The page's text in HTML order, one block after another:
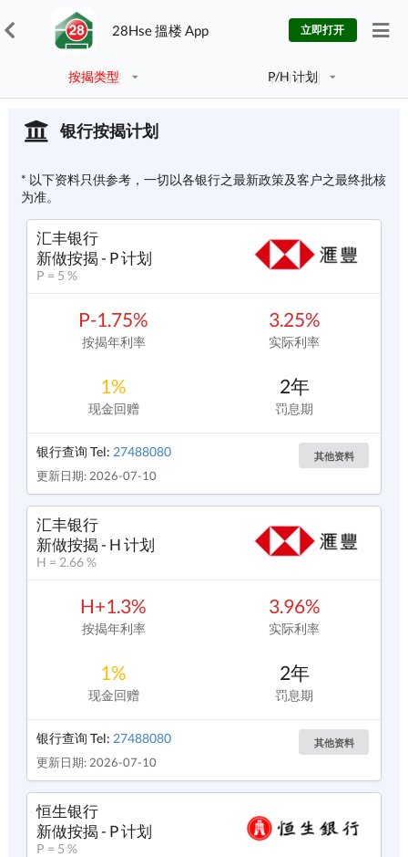
28Hse 搵楼 App 立即打开
按揭类型 P/H 计划
银行按揭计划
* 以下资料只供参考，一切以各银行之最新政策及客户之最终批核
为准。
汇丰银行
新做按揭 - P 计划
P = 5 %
P-1.75%
按揭年利率
3.25%
实际利率
1%
现金回赠
2年
罚息期
银行查询 Tel: 27488080
更新日期: 2026-07-10
其他资料
汇丰银行
新做按揭 - H 计划
H = 2.66 %
H+1.3%
按揭年利率
3.96%
实际利率
1%
现金回赠
2年
罚息期
银行查询 Tel: 27488080
更新日期: 2026-07-10
其他资料
恒生银行
新做按揭 - P 计划
P = 5 %